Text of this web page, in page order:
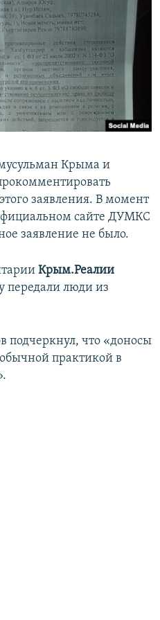
Крыма и
заявления. В момент
сайте ДУМКС
заявление не было.
Крым.Реалии
передали люди из
подчеркнул, что «доносы
практикой в